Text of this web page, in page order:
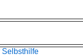
Selbsthilfe